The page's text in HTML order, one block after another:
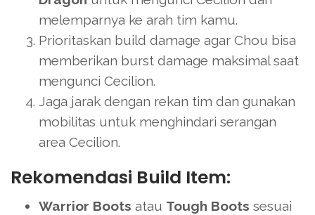
melemparnya ke arah tim kamu.
Prioritaskan build damage agar Chou bisa
memberikan burst damage maksimal saat
mengunci Cecilion.
Jaga jarak dengan rekan tim dan gunakan
mobilitas untuk menghindari serangan
area Cecilion.
Rekomendasi Build Item:
Warrior Boots atau Tough Boots sesuai